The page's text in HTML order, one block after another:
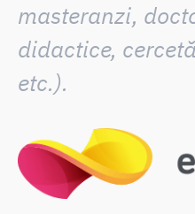
masteranzi,
didactice,
etc.).